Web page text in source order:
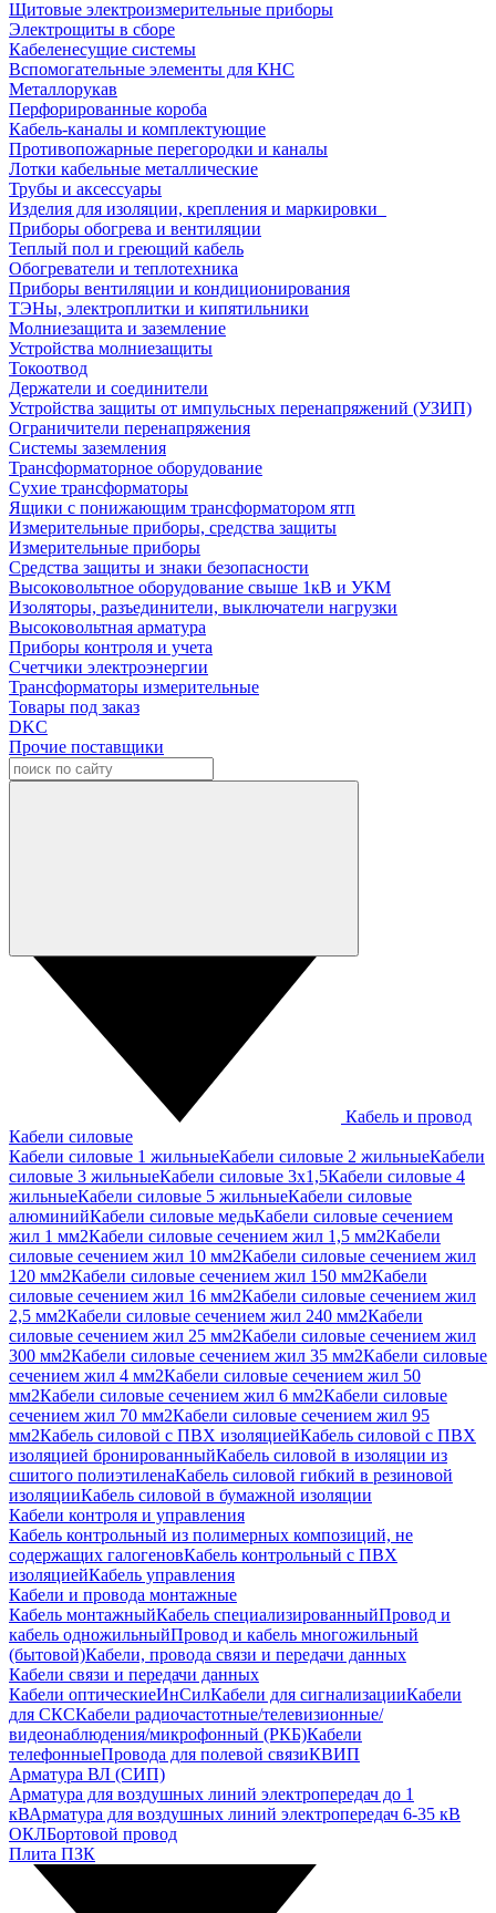
Щитовые электроизмерительные приборы
Электрощиты в сборе
Кабеленесущие системы
Вспомогательные элементы для КНС
Металлорукав
Перфорированные короба
Кабель-каналы и комплектующие
Противопожарные перегородки и каналы
Лотки кабельные металлические
Трубы и аксессуары
Изделия для изоляции, крепления и маркировки
Приборы обогрева и вентиляции
Теплый пол и греющий кабель
Обогреватели и теплотехника
Приборы вентиляции и кондиционирования
ТЭНы, электроплитки и кипятильники
Молниезащита и заземление
Устройства молниезащиты
Токоотвод
Держатели и соединители
Устройства защиты от импульсных перенапряжений (УЗИП)
Ограничители перенапряжения
Системы заземления
Трансформаторное оборудование
Сухие трансформаторы
Ящики с понижающим трансформатором ятп
Измерительные приборы, средства защиты
Измерительные приборы
Средства защиты и знаки безопасности
Высоковольтное оборудование свыше 1кВ и УКМ
Изоляторы, разъединители, выключатели нагрузки
Высоковольтная арматура
Приборы контроля и учета
Счетчики электроэнергии
Трансформаторы измерительные
Товары под заказ
DKC
Прочие поставщики
Кабель и провод
Кабели силовые
Кабели силовые 1 жильныеКабели силовые 2 жильныеКабели
силовые 3 жильныеКабели силовые 3х1,5Кабели силовые 4
жильныеКабели силовые 5 жильныеКабели силовые
алюминийКабели силовые медьКабели силовые сечением
жил 1 мм2Кабели силовые сечением жил 1,5 мм2Кабели
силовые сечением жил 10 мм2Кабели силовые сечением жил
120 мм2Кабели силовые сечением жил 150 мм2Кабели
силовые сечением жил 16 мм2Кабели силовые сечением жил
2,5 мм2Кабели силовые сечением жил 240 мм2Кабели
силовые сечением жил 25 мм2Кабели силовые сечением жил
300 мм2Кабели силовые сечением жил 35 мм2Кабели силовые
сечением жил 4 мм2Кабели силовые сечением жил 50
мм2Кабели силовые сечением жил 6 мм2Кабели силовые
сечением жил 70 мм2Кабели силовые сечением жил 95
мм2Кабель силовой с ПВХ изоляциейКабель силовой с ПВХ
изоляцией бронированныйКабель силовой в изоляции из
сшитого полиэтиленаКабель силовой гибкий в резиновой
изоляцииКабель силовой в бумажной изоляции
Кабели контроля и управления
Кабель контрольный из полимерных композиций, не
содержащих галогеновКабель контрольный с ПВХ
изоляциейКабель управления
Кабели и провода монтажные
Кабель монтажныйКабель специализированныйПровод и
кабель одножильныйПровод и кабель многожильный
(бытовой)Кабели, провода связи и передачи данных
Кабели связи и передачи данных
Кабели оптическиеИнСилКабели для сигнализацииКабели
для СКСКабели радиочастотные/телевизионные/
видеонаблюдения/микрофонный (РКБ)Кабели
телефонныеПровода для полевой связиКВИП
Арматура ВЛ (СИП)
Арматура для воздушных линий электропередач до 1
кВАрматура для воздушных линий электропередач 6-35 кВ
ОКЛБортовой провод
Плита ПЗК